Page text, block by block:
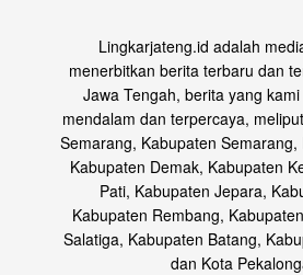
Lingkarjateng.id adalah
menerbitkan berita terbaru dan
Jawa Tengah, berita yang
mendalam dan terpercaya,
Semarang, Kabupaten Semarang,
Kabupaten Demak, Kabupaten
Pati, Kabupaten Jepara,
Kabupaten Rembang,
Salatiga, Kabupaten Batang,
dan Kota